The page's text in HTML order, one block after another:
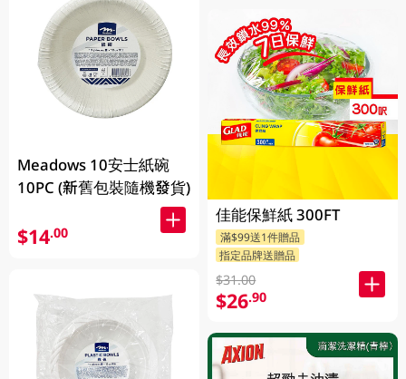
Meadows 10安士紙碗
10PC (新舊包裝隨機發貨)
$14.00
佳能保鮮紙 300FT
滿$99送1件贈品
指定品牌送贈品
$31.00
$26.90